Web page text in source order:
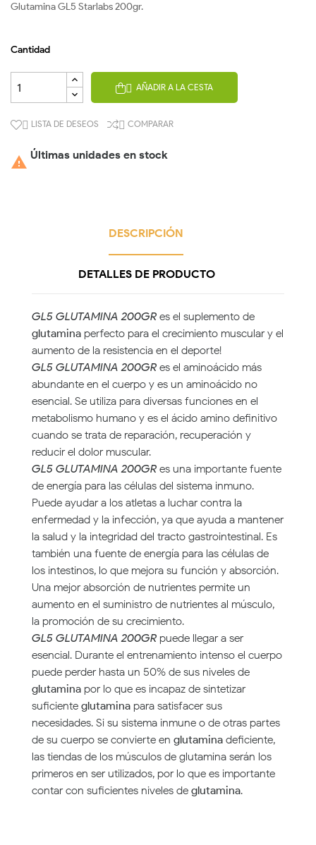
Glutamina GL5 Starlabs 200gr.
Cantidad
 AÑADIR A LA CESTA
 LISTA DE DESEOS  COMPARAR
 Últimas unidades en stock
DESCRIPCIÓN
DETALLES DE PRODUCTO
GL5 GLUTAMINA 200GR es el suplemento de
glutamina perfecto para el crecimiento muscular y el
aumento de la resistencia en el deporte!
GL5 GLUTAMINA 200GR es el aminoácido más
abundante en el cuerpo y es un aminoácido no
esencial. Se utiliza para diversas funciones en el
metabolismo humano y es el ácido amino definitivo
cuando se trata de reparación, recuperación y
reducir el dolor muscular.
GL5 GLUTAMINA 200GR es una importante fuente
de energía para las células del sistema inmuno.
Puede ayudar a los atletas a luchar contra la
enfermedad y la infección, ya que ayuda a mantener
la salud y la integridad del tracto gastrointestinal. Es
también una fuente de energía para las células de
los intestinos, lo que mejora su función y absorción.
Una mejor absorción de nutrientes permite un
aumento en el suministro de nutrientes al músculo,
la promoción de su crecimiento.
GL5 GLUTAMINA 200GR puede llegar a ser
esencial. Durante el entrenamiento intenso el cuerpo
puede perder hasta un 50% de sus niveles de
glutamina por lo que es incapaz de sintetizar
suficiente glutamina para satisfacer sus
necesidades. Si su sistema inmune o de otras partes
de su cuerpo se convierte en glutamina deficiente,
las tiendas de los músculos de glutamina serán los
primeros en ser utilizados, por lo que es importante
contar con suficientes niveles de glutamina.